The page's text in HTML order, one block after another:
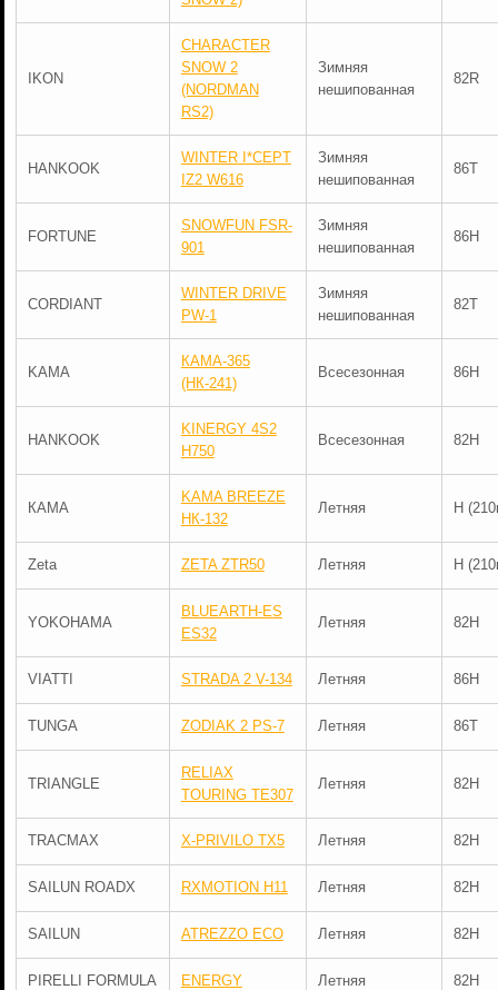
IKON
CHARACTER
SNOW 2
(NORDMAN
RS2)
Зимняя
нешипованная
82R
HANKOOK
WINTER I*CEPT
IZ2 W616
Зимняя
нешипованная
86T
FORTUNE
SNOWFUN FSR-
901
Зимняя
нешипованная
86H
CORDIANT
WINTER DRIVE
PW-1
Зимняя
нешипованная
82T
KAMA
КАМА-365
(НК-241)
Всесезонная 86H
HANKOOK
KINERGY 4S2
H750
Всесезонная 82H
КАМА
KAMA BREEZE
НК-132
Летняя H
Zeta ZETA ZTR50 Летняя H
YOKOHAMA
BLUEARTH-ES
ES32
Летняя 82H
VIATTI STRADA 2 V-134 Летняя 86H
TUNGA ZODIAK 2 PS-7 Летняя 86T
TRIANGLE
RELIAX
TOURING TE307
Летняя 82H
TRACMAX X-PRIVILO TX5 Летняя 82H
SAILUN ROADX RXMOTION H11 Летняя 82H
SAILUN ATREZZO ECO Летняя 82H
PIRELLI FORMULA ENERGY Летняя 82H